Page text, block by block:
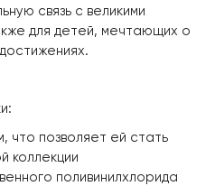
связь с великими
для детей, мечтающих о
что позволяет ей стать
коллекции
поливинилхлорида